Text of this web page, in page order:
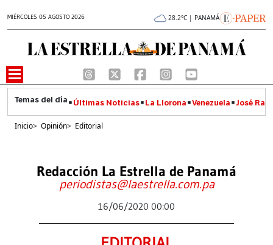
MIÉRCOLES 05 AGOSTO 2026 28.2°C | PANAMÁ
Últimas Noticias La Llorona Venezuela José
Inicio> Opinión> Editorial
Redacción La Estrella de Panamá
periodistas@laestrella.com.pa
16/06/2020 00:00